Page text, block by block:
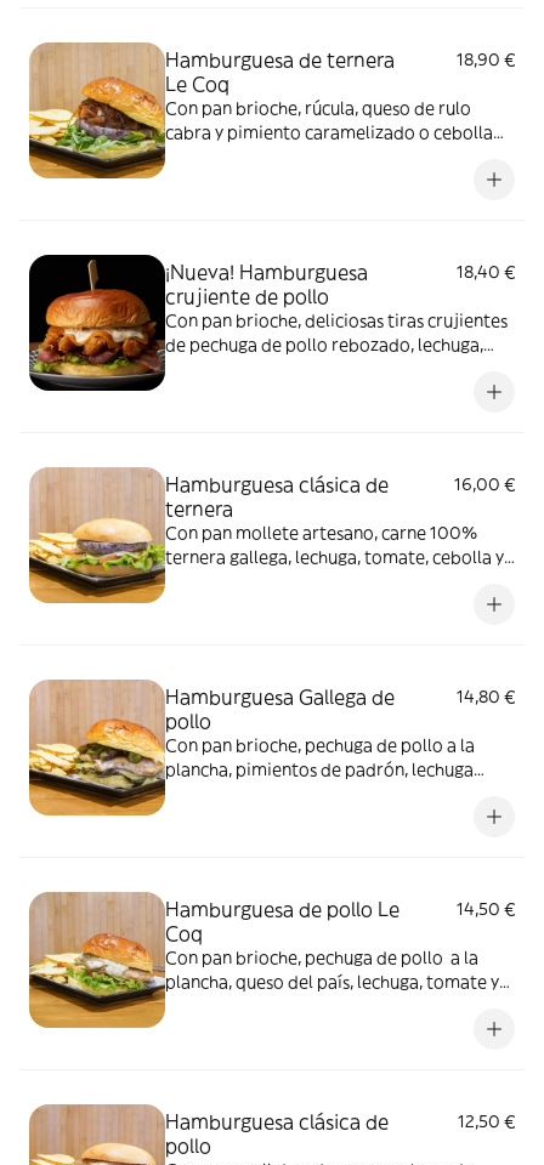
Hamburguesa de ternera
Le Coq
18,90 €
Con pan brioche, rúcula, queso de rulo
cabra y pimiento caramelizado o cebolla
¡Nueva! Hamburguesa
crujiente de pollo
18,40 €
Con pan brioche, deliciosas tiras crujientes
de pechuga de pollo rebozado, lechuga,
Hamburguesa clásica de
ternera
16,00 €
Con pan mollete artesano, carne 100%
ternera gallega, lechuga, tomate, cebolla y
añadirlas como extra. Imagen ilustrativa
Hamburguesa Gallega de
pollo
14,80 €
Con pan brioche, pechuga de pollo a la
plancha, pimientos de padrón, lechuga
No incluye patatas, pero puedes añadirlas
Hamburguesa de pollo Le
Coq
14,50 €
Con pan brioche, pechuga de pollo a la
plancha, queso del país, lechuga, tomate y
patatas, pero puedes añadirlas como extra.
Hamburguesa clásica de
pollo
12,50 €